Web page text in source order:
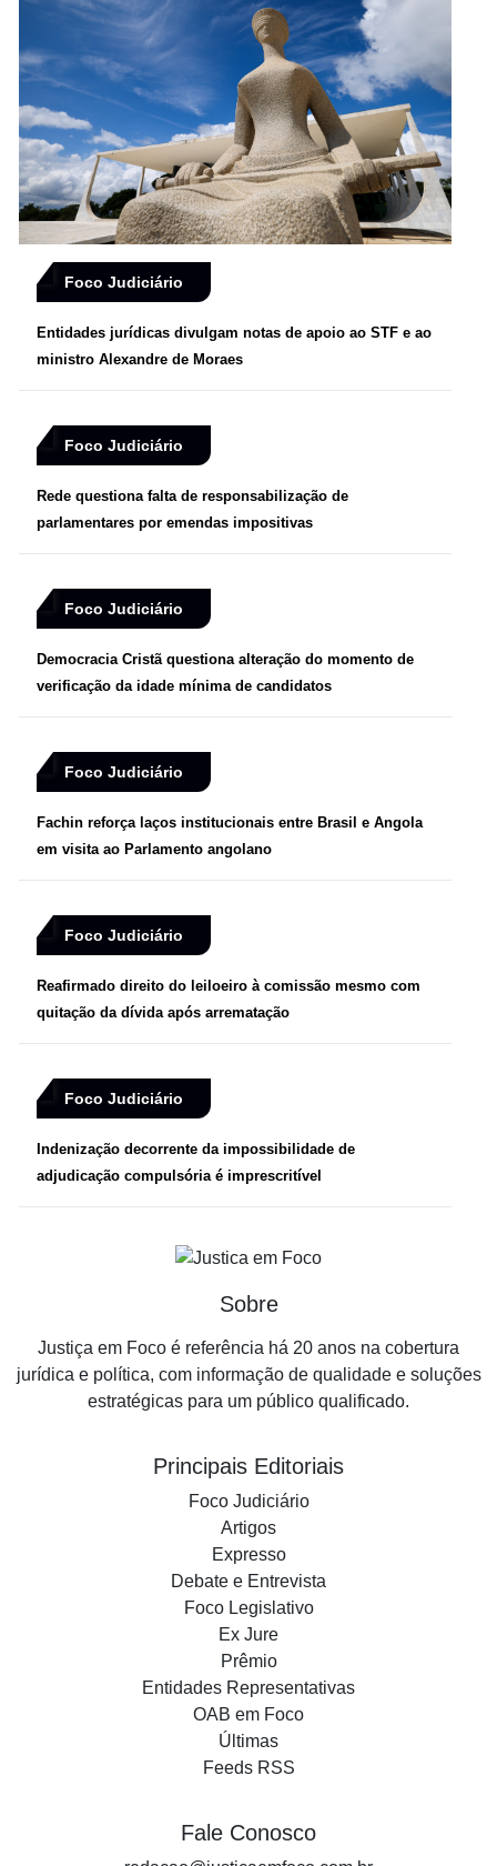
Foco Judiciário
Entidades jurídicas divulgam notas de apoio ao STF e ao
ministro Alexandre de Moraes
Foco Judiciário
Rede questiona falta de responsabilização de
parlamentares por emendas impositivas
Foco Judiciário
Democracia Cristã questiona alteração do momento de
verificação da idade mínima de candidatos
Foco Judiciário
Fachin reforça laços institucionais entre Brasil e Angola
em visita ao Parlamento angolano
Foco Judiciário
Reafirmado direito do leiloeiro à comissão mesmo com
quitação da dívida após arrematação
Foco Judiciário
Indenização decorrente da impossibilidade de
adjudicação compulsória é imprescritível
Sobre
Justiça em Foco é referência há 20 anos na cobertura
jurídica e política, com informação de qualidade e soluções
estratégicas para um público qualificado.
Principais Editoriais
Foco Judiciário
Artigos
Expresso
Debate e Entrevista
Foco Legislativo
Ex Jure
Prêmio
Entidades Representativas
OAB em Foco
Últimas
Feeds RSS
Fale Conosco